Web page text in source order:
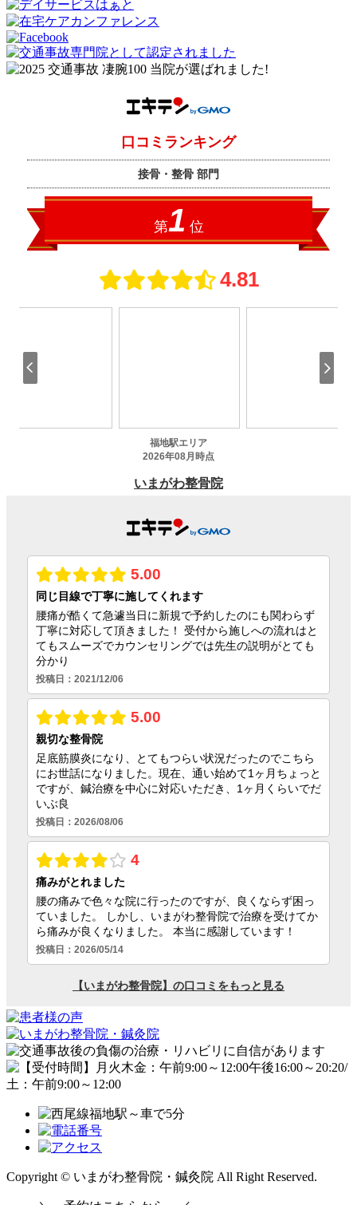
Copyright © いまがわ整骨院・鍼灸院 All Right Reserved.